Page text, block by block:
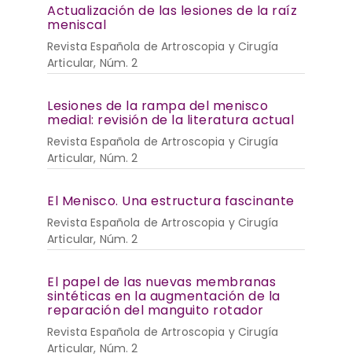
Actualización de las lesiones de la raíz
meniscal
Revista Española de Artroscopia y Cirugía
Articular, Núm. 2
Lesiones de la rampa del menisco
medial: revisión de la literatura actual
Revista Española de Artroscopia y Cirugía
Articular, Núm. 2
El Menisco. Una estructura fascinante
Revista Española de Artroscopia y Cirugía
Articular, Núm. 2
El papel de las nuevas membranas
sintéticas en la augmentación de la
reparación del manguito rotador
Revista Española de Artroscopia y Cirugía
Articular, Núm. 2